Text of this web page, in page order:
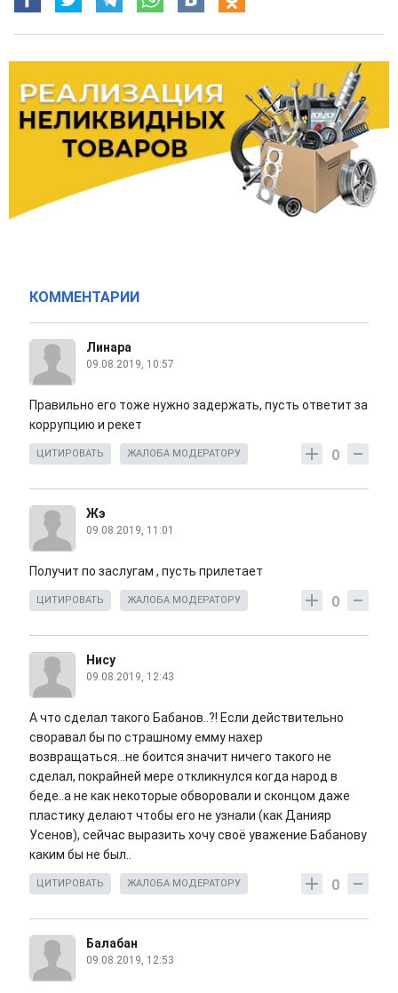
КОММЕНТАРИИ
Линара
09.08.2019, 10:57
Правильно его тоже нужно задержать, пусть ответит за
коррупцию и рекет
0
ЦИТИРОВАТЬ ЖАЛОБА МОДЕРАТОРУ
Жэ
09.08.2019, 11:01
Получит по заслугам , пусть прилетает
0
ЦИТИРОВАТЬ ЖАЛОБА МОДЕРАТОРУ
Нису
09.08.2019, 12:43
А что сделал такого Бабанов..?! Если действительно
своравал бы по страшному емму нахер
возвращаться...не боится значит ничего такого не
сделал, покрайней мере откликнулся когда народ в
беде..а не как некоторые обворовали и сконцом даже
пластику делают чтобы его не узнали (как Данияр
Усенов), сейчас выразить хочу своё уважение Бабанову
каким бы не был..
0
ЦИТИРОВАТЬ ЖАЛОБА МОДЕРАТОРУ
Балабан
09.08.2019, 12:53